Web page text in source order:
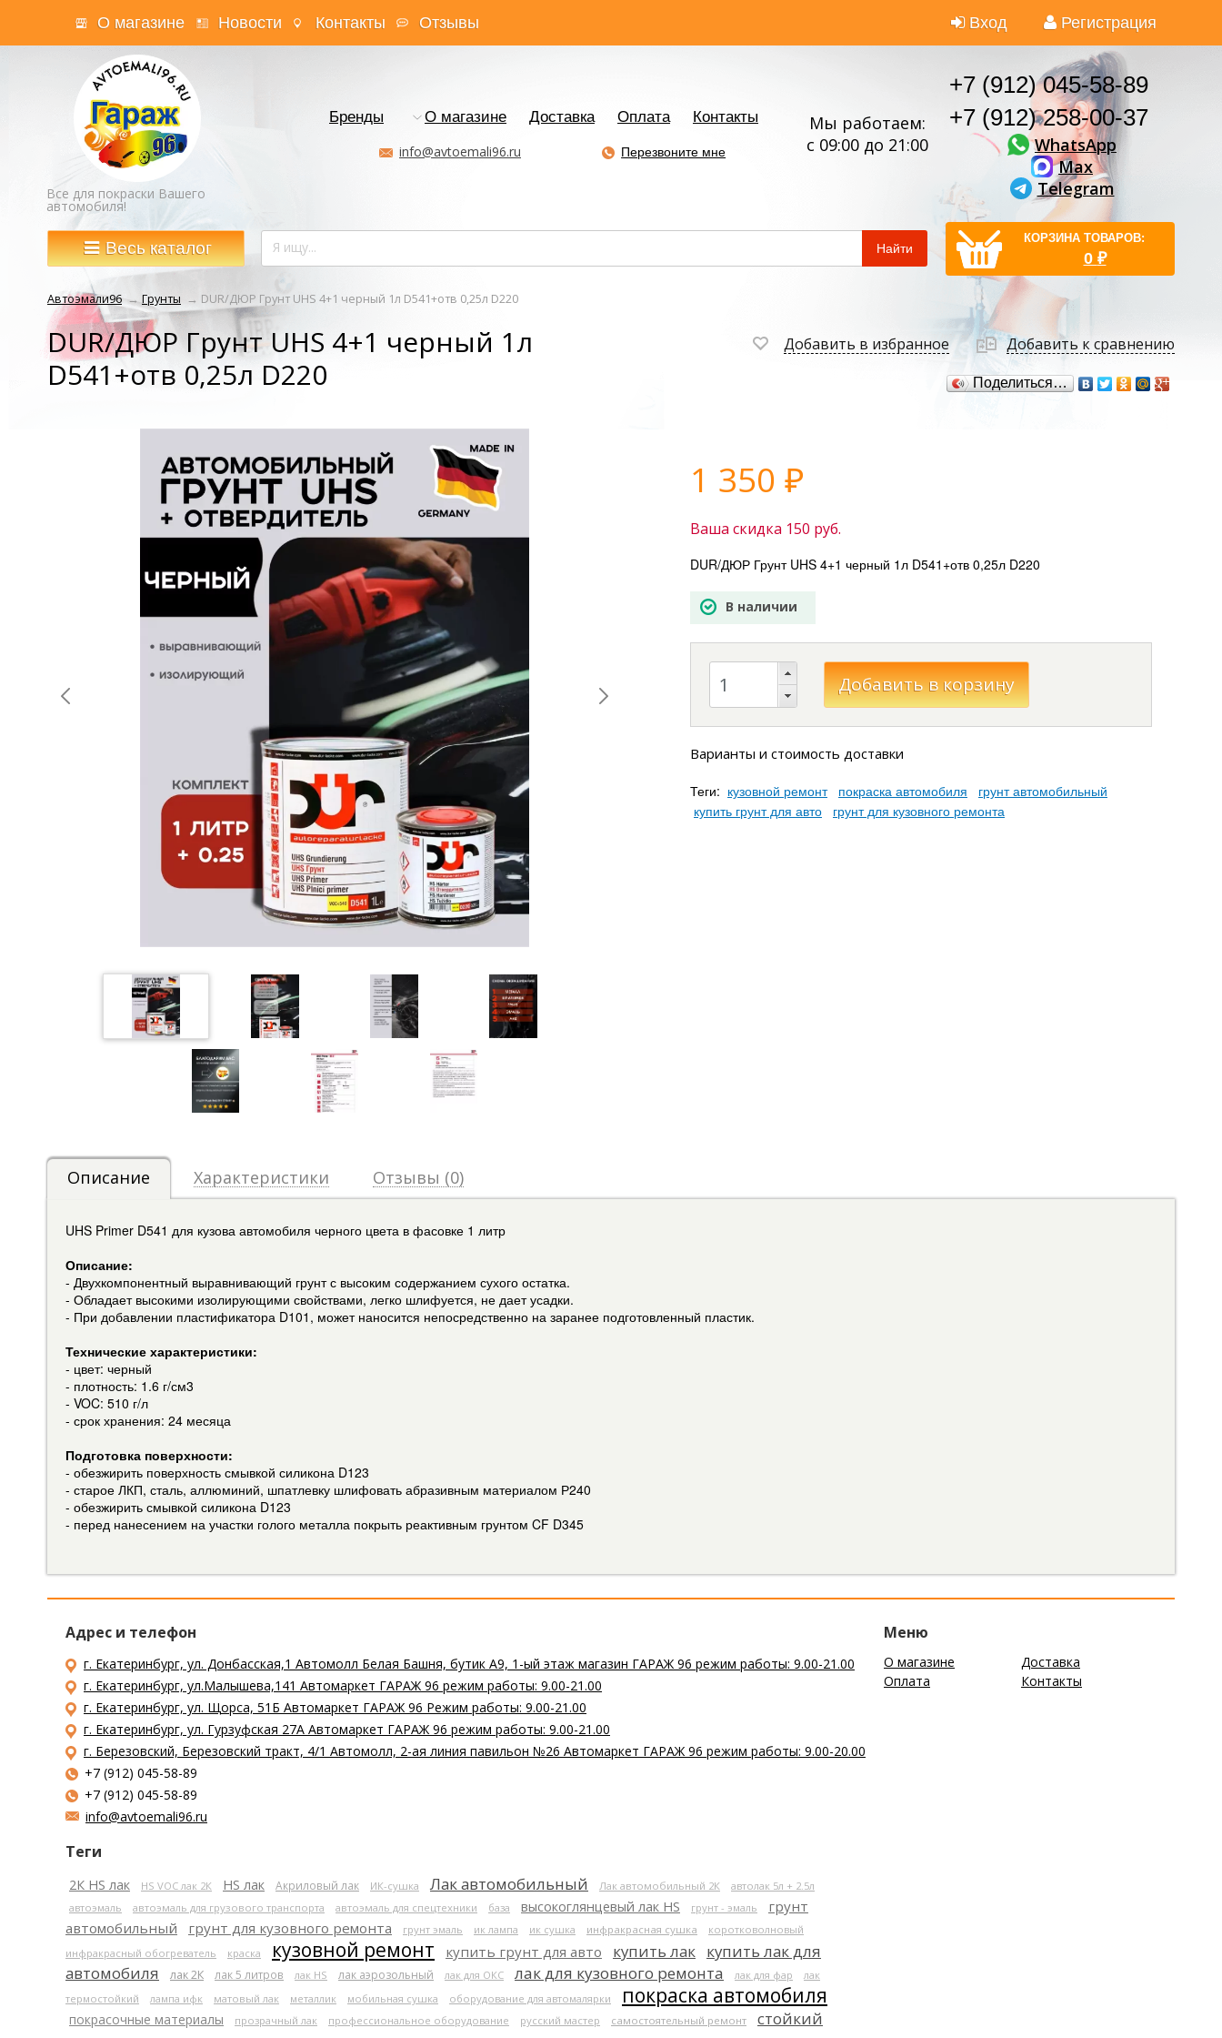
Вход Регистрация
О магазине Новости Контакты Отзывы
Все для покраски Вашего
автомобиля!
Бренды О магазине Доставка Оплата
Контакты
info@avtoemali96.ru
Перезвоните мне
Мы работаем:
с 09:00 до 21:00
+7 (912) 045-58-89
+7 (912) 258-00-37
WhatsApp
Max
Telegram
Весь каталог Найти
КОРЗИНА ТОВАРОВ:
0 ₽
Автоэмали96 →Грунты → DUR/ДЮР Грунт UHS 4+1 черный 1л D541+отв 0,25л D220
DUR/ДЮР Грунт UHS 4+1 черный 1л
D541+отв 0,25л D220
Добавить в избранное Добавить к сравнению
Поделиться…
1 350 ₽
Ваша скидка 150 руб.
DUR/ДЮР Грунт UHS 4+1 черный 1л D541+отв 0,25л D220
В наличии
Варианты и стоимость доставки
Теги: кузовной ремонт покраска автомобиля
грунт автомобильный
купить грунт для авто
грунт для кузовного ремонта
Описание Характеристики Отзывы (0)
UHS Primer D541 для кузова автомобиля черного цвета в фасовке 1 литр
Описание:
- Двухкомпонентный выравнивающий грунт с высоким содержанием сухого остатка.
- Обладает высокими изолирующими свойствами, легко шлифуется, не дает усадки.
- При добавлении пластификатора D101, может наносится непосредственно на заранее подготовленный пластик.
Технические характеристики:
- цвет: черный
- плотность: 1.6 г/см3
- VOC: 510 г/л
- срок хранения: 24 месяца
Подготовка поверхности:
- обезжирить поверхность смывкой силикона D123
- старое ЛКП, сталь, аллюминий, шпатлевку шлифовать абразивным материалом Р240
- обезжирить смывкой силикона D123
- перед нанесением на участки голого металла покрыть реактивным грунтом CF D345
Адрес и телефон
г. Екатеринбург, ул. Донбасская,1 Автомолл Белая Башня, бутик А9, 1-ый этаж магазин ГАРАЖ 96 режим работы: 9.00-21.00
г. Екатеринбург, ул.Малышева,141 Автомаркет ГАРАЖ 96 режим работы: 9.00-21.00
г. Екатеринбург, ул. Щорса, 51Б Автомаркет ГАРАЖ 96 Режим работы: 9.00-21.00
г. Екатеринбург, ул. Гурзуфская 27А Автомаркет ГАРАЖ 96 режим работы: 9.00-21.00
г. Березовский, Березовский тракт, 4/1 Автомолл, 2-ая линия павильон №26 Автомаркет ГАРАЖ 96 режим работы: 9.00-20.00
+7 (912) 045-58-89
+7 (912) 045-58-89
info@avtoemali96.ru
Теги
2К HS лак HS VOC лак 2К HS лак Акриловый лак ИК-сушка Лак автомобильный Лак автомобильный 2К
автолак 5л + 2.5л
автоэмаль
автоэмаль для грузового транспорта автоэмаль для спецтехники база высокоглянцевый лак HS грунт - эмаль
грунт
автомобильный
грунт для кузовного ремонта грунт эмаль ик лампа ик сушка инфракрасная сушка
коротковолновый
инфракрасный обогреватель
краска кузовной ремонт купить грунт для авто купить лак купить лак для
автомобиля
лак 2К лак 5 литров лак HS лак аэрозольный лак для ОКС лак для кузовного ремонта лак для фар
лак
термостойкий
лампа ифк матовый лак металлик мобильная сушка оборудование для автомалярки покраска автомобиля
покрасочные материалы прозрачный лак профессиональное оборудование русский мастер самостоятельный ремонт
стойкий
Меню
О магазине
Доставка
Оплата
Контакты